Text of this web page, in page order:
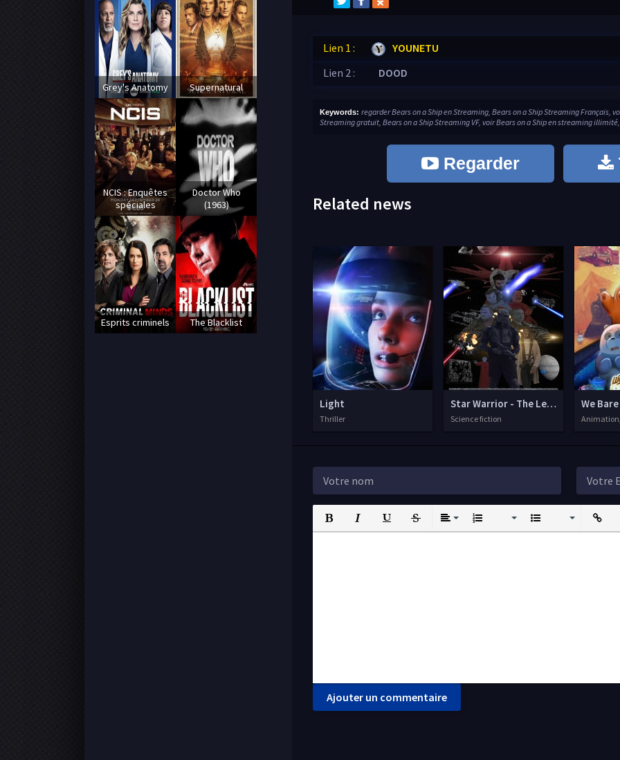
Lien 1 : YOUNETU
Lien 2 :
DOOD
Keywords: regarder Bears on a Ship en Streaming, Bears on a Ship Streaming Français,
Streaming gratuit, Bears on a Ship Streaming VF, voir Bears on a Ship en streaming
Regarder
Related news
Light
Thriller
Star Warrior - The Legend of Aciris
Science fiction
We
Bold Italic UnderlineStrikethrough
AlignOrdered List Unordered ListInsert
Ajouter un commentaire
Grey's Anatomy Supernatural
NCIS : Enquêtes
spéciales
Doctor Who
(1963)
Esprits criminels The Blacklist